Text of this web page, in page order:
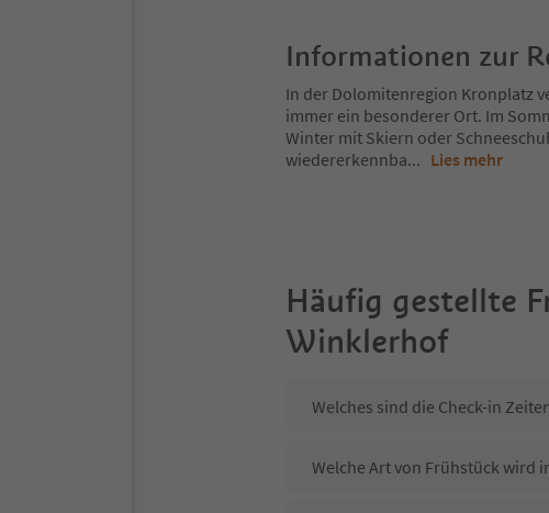
Informationen zur
In der Dolomitenregion Kronplatz
immer ein besonderer Ort. Im
Winter mit Skiern oder
wiedererkennba... Lies mehr
Häufig gestellte
Winklerhof
Welches sind die Check-in
Welche Art von Frühstück wird